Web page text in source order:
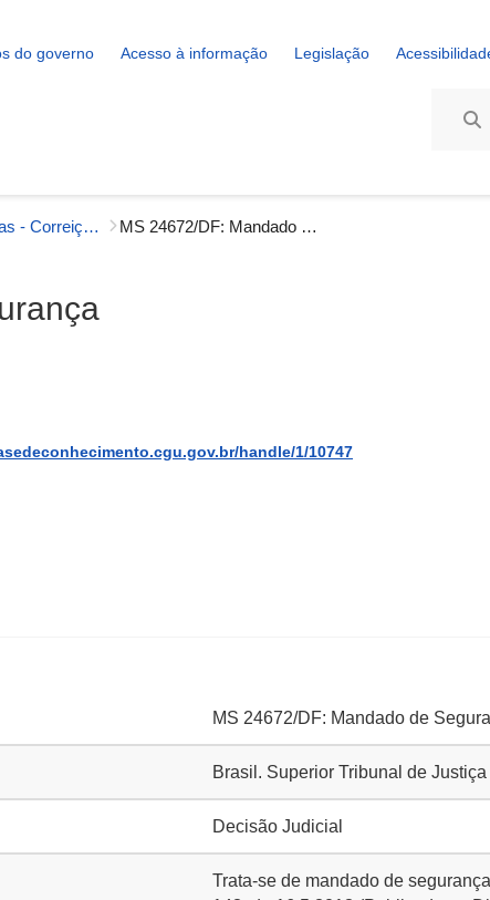
do governo Acesso à informação Legislação
Jurisprudências - Correição MS 24672/DF: Mandado de Segurança
handle/1/10747
MS 24672/DF: Mandado de
Brasil. Superior Tribunal de
Decisão Judicial
Trata-se de mandado de